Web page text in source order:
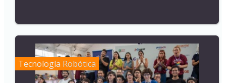
Tecnología Robótica